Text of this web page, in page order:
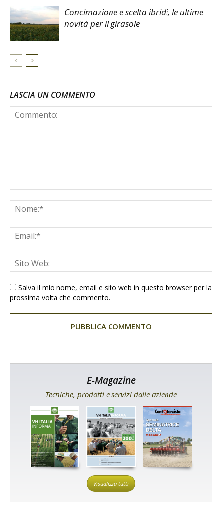
Concimazione e scelta ibridi, le ultime
novità per il girasole
LASCIA UN COMMENTO
Salva il mio nome, email e sito web in questo browser per la
prossima volta che commento.
E-Magazine
Tecniche, prodotti e servizi dalle aziende
Visualizza tutti